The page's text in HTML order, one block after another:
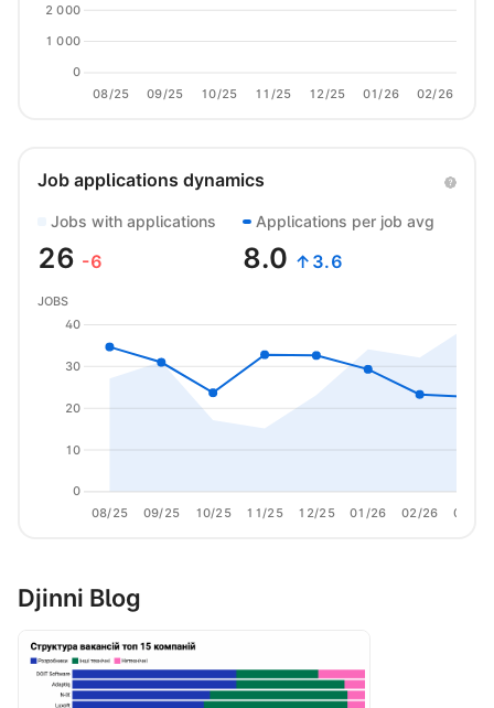
08/25 09/25 10/25 11/25 12/25 01/26 02/26
0
1 000
2 000
Job applications dynamics
Jobs with applications
26 -6
Applications per job avg
8.0 ↑3.6
08/25 09/25 10/25 11/25 12/25 01/26 02/26 03/26
0
10
20
30
40
JOBS
Djinni Blog